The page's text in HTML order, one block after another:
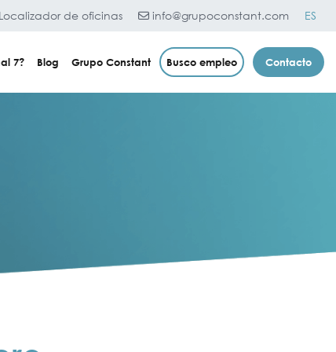
Localizador de oficinas info@grupoconstant.com ES
7? Blog Grupo Constant Busco empleo Contacto